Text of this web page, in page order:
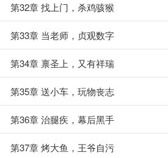
第32章 找上门，杀鸡骇猴
第33章 当老师，贞观数字
第34章 禀圣上，又有祥瑞
第35章 送小车，玩物丧志
第36章 治腿疾，幕后黑手
第37章 烤大鱼，王爷自污